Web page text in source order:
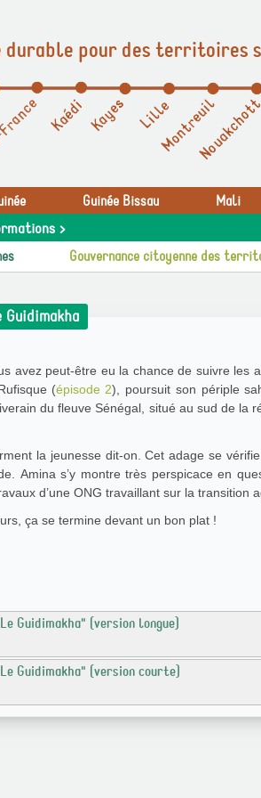
durable pour des territoires
Guinée Bissau Mali
>
Gouvernance citoyenne des
avez peut-être eu la chance de suivre les
(épisode 2), poursuit son périple
du fleuve Sénégal, situé au sud de la
la jeunesse dit-on. Cet adage se
Amina s’y montre très perspicace en
d’une ONG travaillant sur la transition
ça se termine devant un bon plat !
Guidimakha" (version longue)
Guidimakha" (version courte)